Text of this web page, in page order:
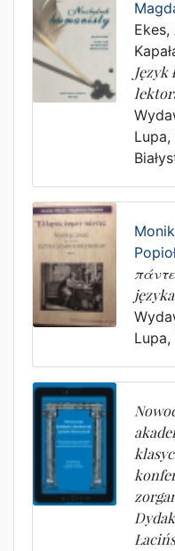
Ekes,
Lupa,
Lupa,